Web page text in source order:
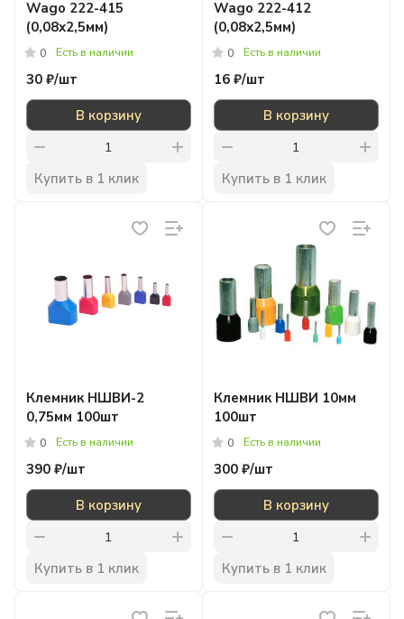
Wago 222-415
(0,08х2,5мм)
0 Есть в наличии
30 ₽/шт
В корзину
Купить в 1 клик
Wago 222-412
(0,08х2,5мм)
0 Есть в наличии
16 ₽/шт
В корзину
Купить в 1 клик
Клемник НШВИ-2
0,75мм 100шт
0 Есть в наличии
390 ₽/шт
В корзину
Купить в 1 клик
Клемник НШВИ 10мм
100шт
0 Есть в наличии
300 ₽/шт
В корзину
Купить в 1 клик